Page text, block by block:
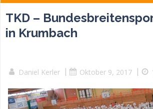
TKD –
in Krumbach
Daniel Kerler Oktober 9, 2017